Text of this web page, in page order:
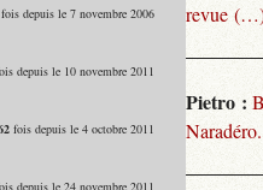
depuis le 7 novembre 2006
depuis le 10 novembre 2011
fois depuis le 4 octobre 2011
depuis le 24 novembre 2011
revue
Pietro :